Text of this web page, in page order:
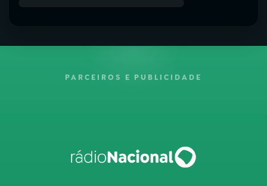
PARCEIROS E PUBLICIDADE